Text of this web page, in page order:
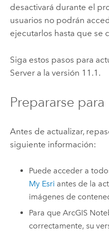
desactivará durante el
usuarios no podrán
ejecutarlos hasta que se
Siga estos pasos para
Servera la versión 11.1 .
Prepararse
Antes de actualizar,
siguiente información:
Puede acceder a
My Esri antes de la
imágenes de
Para queArcGIS
correctamente, su